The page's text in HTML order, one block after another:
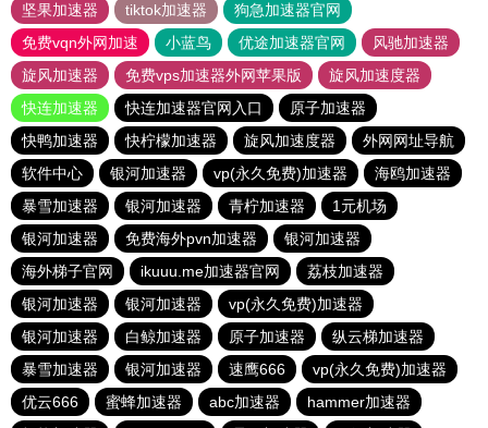
坚果加速器
tiktok加速器
狗急加速器官网
免费vqn外网加速
小蓝鸟 优途加速器官网
风驰加速器
旋风加速器
免费vps加速器外网苹果版
旋风加速度器
快连加速器
快连加速器官网入口
原子加速器
快鸭加速器
快柠檬加速器 旋风加速度器
外网网址导航
软件中心
银河加速器 vp(永久免费)加速器
海鸥加速器
暴雪加速器
银河加速器 青柠加速器
1元机场
银河加速器
免费海外pvn加速器
银河加速器
海外梯子官网
ikuuu.me加速器官网
荔枝加速器
银河加速器
银河加速器
vp(永久免费)加速器
银河加速器
白鲸加速器 原子加速器
纵云梯加速器
暴雪加速器
银河加速器 速鹰666
vp(永久免费)加速器
优云666
蜜蜂加速器 abc加速器
hammer加速器